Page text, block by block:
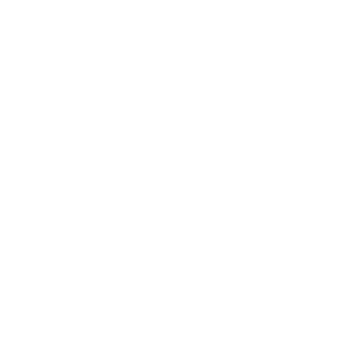
き作成されるも
ありません。
です。
ず変更すること
1000ppm以下、
下、フタル酸ジブチ
) : 1000ppm、
要な手段を講じ
これらの製造装